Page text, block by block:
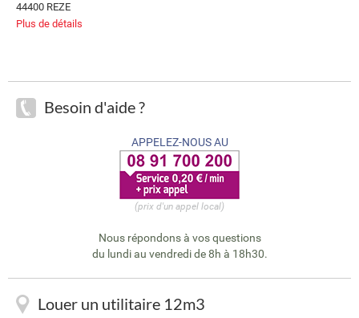
44400 REZE
Plus de détails
Besoin d'aide ?
APPELEZ-NOUS AU
(prix d'un appel local)
Nous répondons à vos questions
du lundi au vendredi de 8h à 18h30.
Louer un utilitaire 12m3